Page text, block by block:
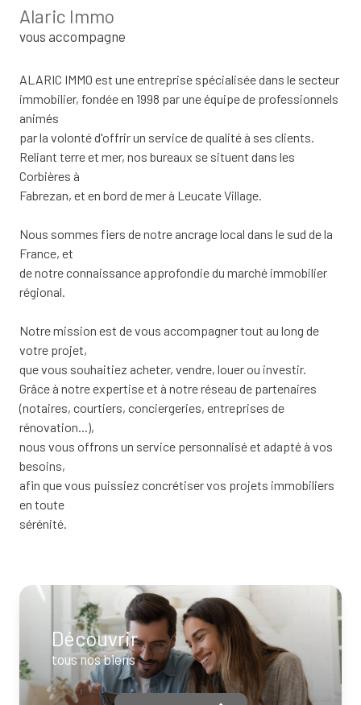
Découvrir
tous nos biens
Alaric Immo
vous accompagne
ALARIC IMMO est une entreprise spécialisée dans le secteur
immobilier, fondée en 1998 par une équipe de professionnels
animés
par la volonté d'offrir un service de qualité à ses clients.
Reliant terre et mer, nos bureaux se situent dans les
Corbières à
Fabrezan, et en bord de mer à Leucate Village.
Nous sommes fiers de notre ancrage local dans le sud de la
France, et
de notre connaissance approfondie du marché immobilier
régional.
Notre mission est de vous accompagner tout au long de
votre projet,
que vous souhaitiez acheter, vendre, louer ou investir.
Grâce à notre expertise et à notre réseau de partenaires
(notaires, courtiers, conciergeries, entreprises de
rénovation...),
nous vous offrons un service personnalisé et adapté à vos
besoins,
afin que vous puissiez concrétiser vos projets immobiliers
en toute
sérénité.